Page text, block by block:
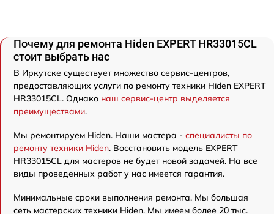
Почему для ремонта Hiden EXPERT HR33015CL
стоит выбрать нас
В Иркутске существует множество сервис-центров,
предоставляющих услуги по ремонту техники Hiden EXPERT
HR33015CL. Однако наш сервис-центр выделяется
преимуществами.
Мы ремонтируем Hiden. Наши мастера - специалисты по
ремонту техники Hiden. Восстановить модель EXPERT
HR33015CL для мастеров не будет новой задачей. На все
виды проведенных работ у нас имеется гарантия.
Минимальные сроки выполнения ремонта. Мы большая
сеть мастерских техники Hiden. Мы имеем более 20 тыс.